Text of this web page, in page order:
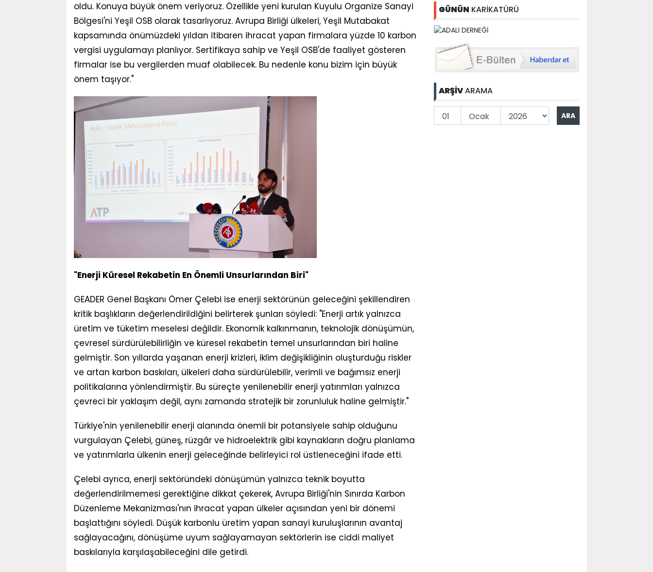
oldu. Konuya büyük önem veriyoruz. Özellikle yeni kurulan Kuyulu Organize Sanayi
Bölgesi'ni Yeşil OSB olarak tasarlıyoruz. Avrupa Birliği ülkeleri, Yeşil Mutabakat
kapsamında önümüzdeki yıldan itibaren ihracat yapan firmalara yüzde 10 karbon
vergisi uygulamayı planlıyor. Sertifikaya sahip ve Yeşil OSB'de faaliyet gösteren
firmalar ise bu vergilerden muaf olabilecek. Bu nedenle konu bizim için büyük
önem taşıyor."
"Enerji Küresel Rekabetin En Önemli Unsurlarından Biri"
GEADER Genel Başkanı Ömer Çelebi ise enerji sektörünün geleceğini şekillendiren
kritik başlıkların değerlendirildiğini belirterek şunları söyledi: "Enerji artık yalnızca
üretim ve tüketim meselesi değildir. Ekonomik kalkınmanın, teknolojik dönüşümün,
çevresel sürdürülebilirliğin ve küresel rekabetin temel unsurlarından biri haline
gelmiştir. Son yıllarda yaşanan enerji krizleri, iklim değişikliğinin oluşturduğu riskler
ve artan karbon baskıları, ülkeleri daha sürdürülebilir, verimli ve bağımsız enerji
politikalarına yönlendirmiştir. Bu süreçte yenilenebilir enerji yatırımları yalnızca
çevreci bir yaklaşım değil, aynı zamanda stratejik bir zorunluluk haline gelmiştir."
Türkiye'nin yenilenebilir enerji alanında önemli bir potansiyele sahip olduğunu
vurgulayan Çelebi, güneş, rüzgâr ve hidroelektrik gibi kaynakların doğru planlama
ve yatırımlarla ülkenin enerji geleceğinde belirleyici rol üstleneceğini ifade etti.
Çelebi ayrıca, enerji sektöründeki dönüşümün yalnızca teknik boyutta
değerlendirilmemesi gerektiğine dikkat çekerek, Avrupa Birliği'nin Sınırda Karbon
Düzenleme Mekanizması'nın ihracat yapan ülkeler açısından yeni bir dönemi
başlattığını söyledi. Düşük karbonlu üretim yapan sanayi kuruluşlarının avantaj
sağlayacağını, dönüşüme uyum sağlayamayan sektörlerin ise ciddi maliyet
baskılarıyla karşılaşabileceğini dile getirdi.
GÜNÜN KARİKATÜRÜ
ARŞİVARAMA